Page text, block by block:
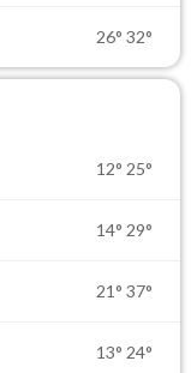
26° 32°
12° 25°
14° 29°
21° 37°
13° 24°